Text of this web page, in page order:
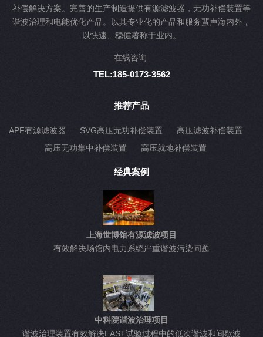
补偿解决方案。完善的生产制造提供有源滤波器，无功补偿装置等
谐波治理和电能优化产品。以其专业化的产品和服务蜚声海内外，
以快速、稳健著称于业内。
在线咨询
TEL:185-0173-3562
推荐产品
APF有源滤波器 SVG高压无功补偿装置
高压滤波补偿装置
高压无功集中补偿装置
高压就地补偿装置
经典案例
上海世博馆有源滤波项目
有效解决场馆内电力系统严重谐波污染问题
中科院谐波治理项目
谐波治理装置有效解决EAST试验过程中的低次谐波和间歇波